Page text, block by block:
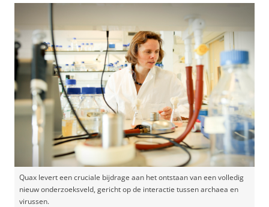
Quax levert een cruciale bijdrage aan het ontstaan van een volledig
nieuw onderzoeksveld, gericht op de interactie tussen archaea en
virussen.